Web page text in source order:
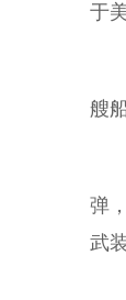
于
声
艘
美
弹
武